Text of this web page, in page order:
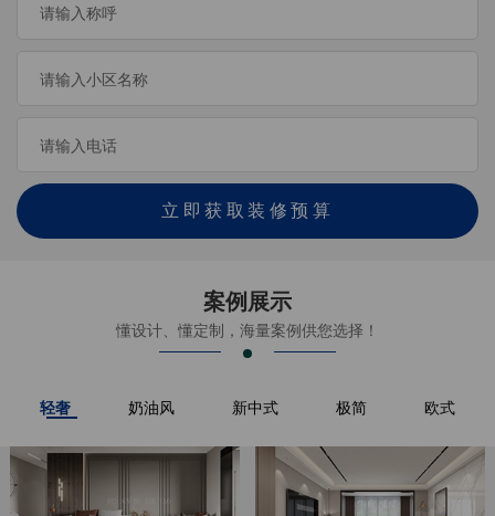
立即获取装修预算
案例展示
懂设计、懂定制，海量案例供您选择！
轻奢 奶油风 新中式 极简 欧式